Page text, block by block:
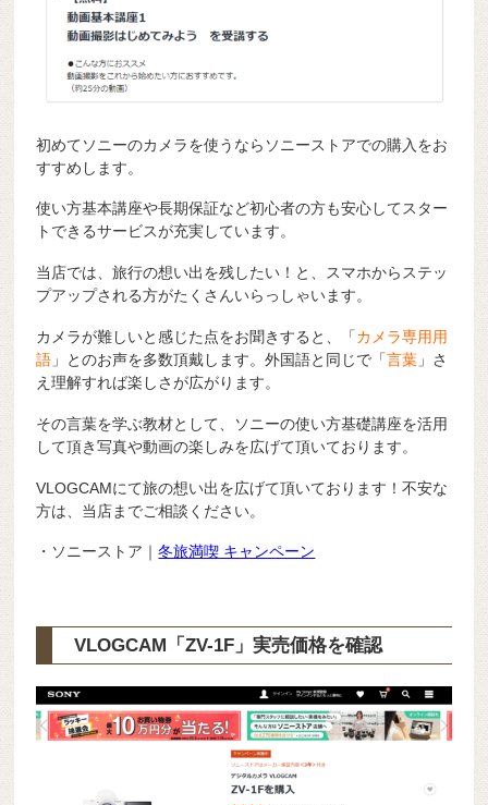
初めてソニーのカメラを使うならソニーストアでの購入をお
すすめします。
使い方基本講座や長期保証など初心者の方も安心してスター
トできるサービスが充実しています。
当店では、旅行の想い出を残したい！と、スマホからステッ
プアップされる方がたくさんいらっしゃいます。
カメラが難しいと感じた点をお聞きすると、「カメラ専用用
語 」とのお声を多数頂戴します。外国語と同じで「言葉 」さ
え理解すれば楽しさが広がります。
その言葉を学ぶ教材として、ソニーの使い方基礎講座を活用
して頂き写真や動画の楽しみを広げて頂いております。
VLOGCAMにて旅の想い出を広げて頂いております！不安な
方は、当店までご相談ください。
・ソニーストア｜冬旅満喫 キャンペーン
VLOGCAM「ZV-1F」実売価格を確認